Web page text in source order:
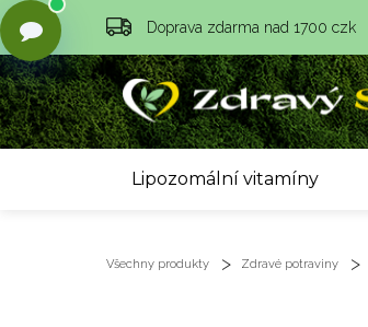
Doprava zdarma nad 1700 czk
Lipozomální vitamíny
Všechny produkty Zdravé potraviny